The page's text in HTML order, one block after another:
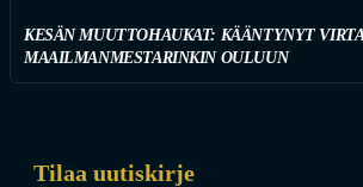
KESÄN MUUTTOHAUKAT: KÄÄNTYNYT
MAAILMANMESTARINKIN OULUUN
Tilaa uutiskirje